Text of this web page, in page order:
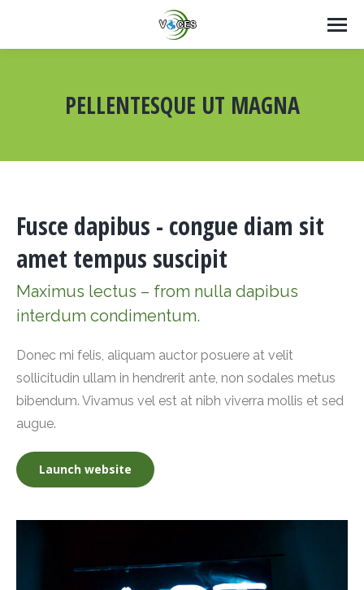
PELLENTESQUE UT MAGNA
Fusce dapibus - congue diam sit
amet tempus suscipit
Maximus lectus – from nulla dapibus
interdum condimentum.
Donec mi felis, aliquam auctor posuere at velit
sollicitudin ullam in hendrerit ante, non sodales metus
bibendum. Vivamus vel est at nibh viverra mollis et sed
augue.
Launch website